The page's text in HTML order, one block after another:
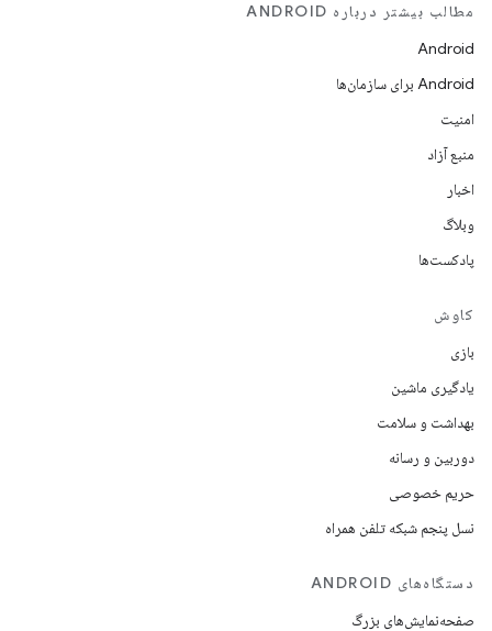
مطالب بیشتر درباره ANDROID
Android
Android برای سازمان‌ها
امنیت
منبع آزاد
اخبار
وبلاگ
پادکست‌ها
کاوش
بازی
یادگیری ماشین
بهداشت و سلامت
دوربین و رسانه
حریم خصوصی
نسل پنجم شبکه تلفن همراه
دستگاه‌های ANDROID
صفحه‌نمایش‌های بزرگ